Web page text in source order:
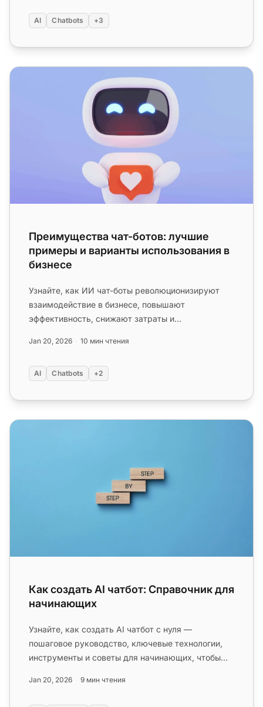
AI Chatbots +3
Преимущества чат-ботов: лучшие примеры и варианты
Преимущества чат-ботов: лучшие
примеры и варианты использования в
бизнесе
Узнайте, как ИИ чат-боты революционизируют
взаимодействие в бизнесе, повышают
эффективность, снижают затраты и
клиентов. И...
Jan 20, 2026 10 мин чтения
AI Chatbots +2
Как создать AI чатбот: Справочник для начинающих
Как создать AI чатбот: Справочник для
начинающих
Узнайте, как создать AI чатбот с нуля —
пошаговое руководство, ключевые технологии,
инструменты и советы для начинающих, чтобы
Jan 20, 2026 9 мин чтения